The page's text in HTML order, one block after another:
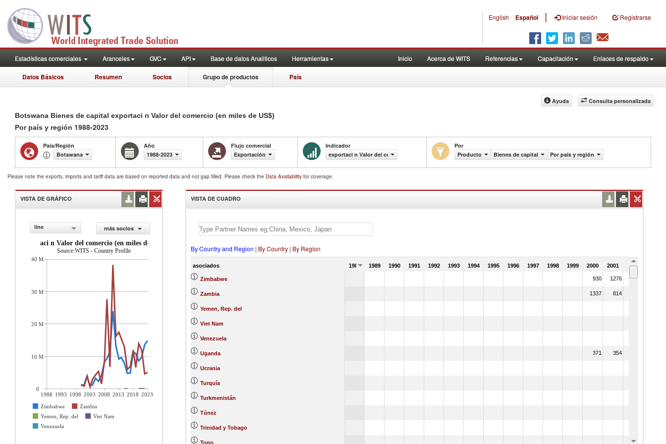
English Español | Iniciar sesión Registrarse
Estadísticas comerciales Aranceles GVC API Base de datos Analiticos Herramientas Inicio Acerca de WITS Referencias Capacitación Enlaces de respaldo
Datos Básicos Resumen Socios Grupo de productos País
Consulta personalizada
Ayuda
Botswana Bienes de capital exportaci n Valor del comercio (en miles de US$)
Por país y región 1988-2023
País/Región
Botswana
Año
1988-2023
Flujo comercial
Exportación
Indicador
exportaci n Valor del comercio (en miles de US$)
Por
Producto
Bienes de capital Por país y región
Please note the exports, imports and tariff data are based on reported data and not gap filled. Please check the Data Availability for coverage.
VISTA DE GRÁFICO
line
más socios
exportaci n Valor del comercio (en miles de US$)
Source:WITS - Country Profile
1988 1993 1998 2003 2008 2013 2018 2023
Zimbabwe
Zambia
Yemen, Rep. del
Viet Nam
Venezuela
40 M
30 M
20 M
10 M
0
VISTA DE CUADRO
By Country and Region | By Country| By Region
asociados 1988 1989 1990 1991 1992 1993 1994 1995 1996 1997 1998 1999 2000 2001 2002
Zimbabwe 930 1276 4029
Zambia 1337 814
Yemen, Rep. del
Viet Nam
Venezuela
Uganda 371 354
Ucrania
Turquía
Turkmenistán
Túnez
Trinidad y Tobago
Togo